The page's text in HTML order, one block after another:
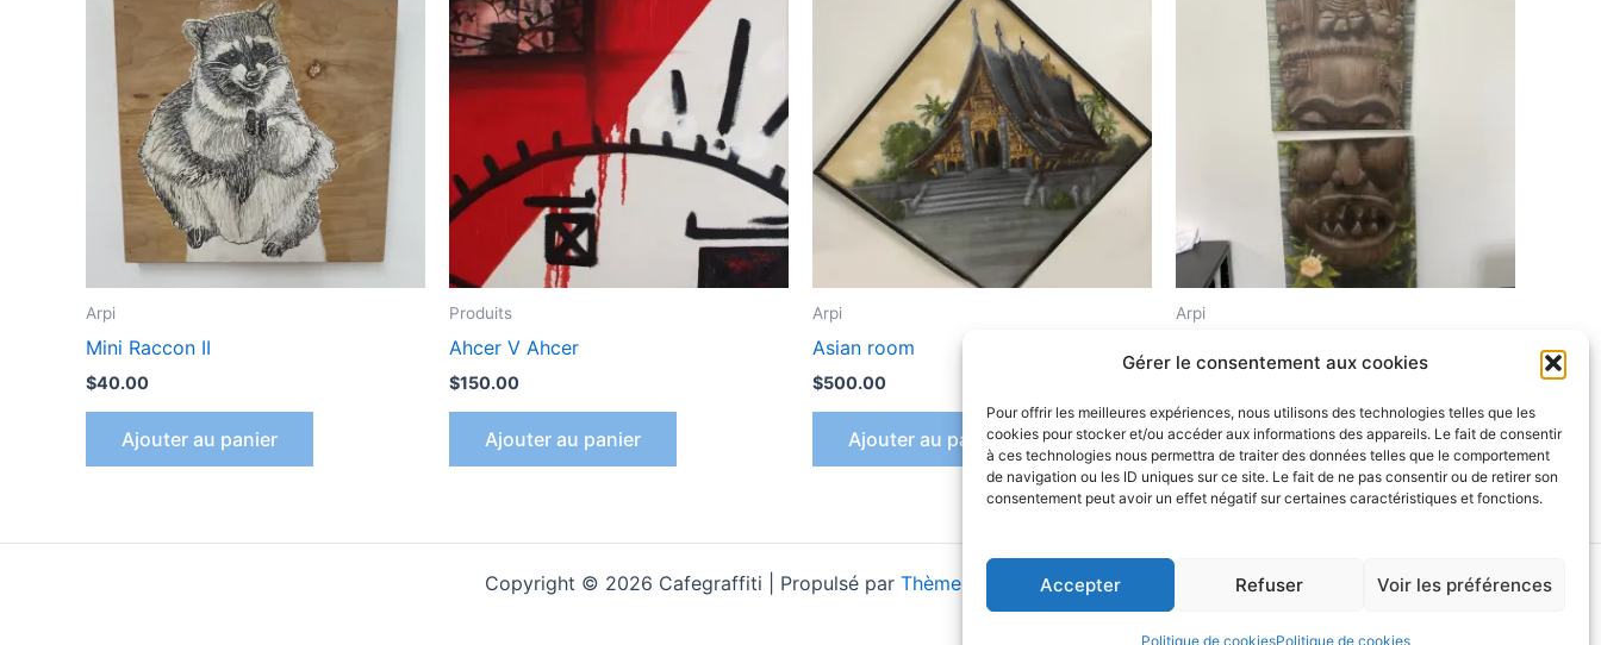
Gérer le consentement aux cookies
Pour offrir les meilleures expériences, nous utilisons des technologies telles que les
cookies pour stocker et/ou accéder aux informations des appareils. Le fait de consentir
à ces technologies nous permettra de traiter des données telles que le comportement
de navigation ou les ID uniques sur ce site. Le fait de ne pas consentir ou de retirer son
consentement peut avoir un effet négatif sur certaines caractéristiques et fonctions.
Accepter Refuser Voir les préférences
Politique de cookiesPolitique de cookies
Arpi
Mini Raccon II
$40.00
Ajouter au panier
Produits
Ahcer V Ahcer
$150.00
Ajouter au panier
Arpi
Asian room
$500.00
Ajouter au panier
Arpi
Ajouter au panier
Copyright © 2026 Cafegraffiti | Propulsé par Thème WordPress Astra